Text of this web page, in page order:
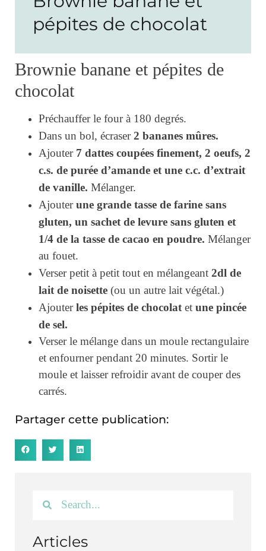
pépites de chocolat
Brownie banane et pépites de
chocolat
Préchauffer le four à 180 degrés.
Dans un bol, écraser2 bananes mûres.
Ajouter 7 dattes coupées finement, 2 oeufs, 2
c.s. de purée d’amande et une c.c. d’extrait
de vanille. Mélanger.
Ajouterune grande tasse de farine sans
gluten, un sachet de levure sans gluten et
1/4 de la tasse de cacao en poudre. Mélanger
au fouet.
Verser petit à petit tout en mélangeant 2dl de
lait de noisette (ou un autre lait végétal.)
Ajouterles pépites de chocolatet une pincée
de sel.
Verser le mélange dans un moule rectangulaire
et enfourner pendant 20 minutes. Sortir le
moule et laisser refroidir avant de couper des
carrés.
Partager cette publication:
Articles